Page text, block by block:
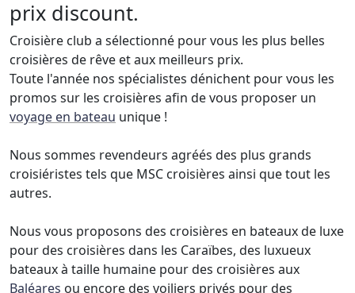
prix discount.
Croisière club a sélectionné pour vous les plus belles
croisières de rêve et aux meilleurs prix.
Toute l'année nos spécialistes dénichent pour vous les
promos sur les croisières afin de vous proposer un
voyage en bateau unique !
Nous sommes revendeurs agréés des plus grands
croisiéristes tels que MSC croisières ainsi que tout les
autres.
Nous vous proposons des croisières en bateaux de luxe
pour des croisières dans les Caraïbes, des luxueux
bateaux à taille humaine pour des croisières aux
Baléares ou encore des voiliers privés pour des